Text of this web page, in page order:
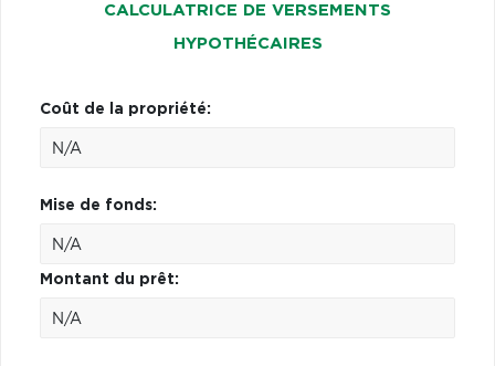
CALCULATRICE DE VERSEMENTS
HYPOTHÉCAIRES
Coût de la propriété:
Mise de fonds:
Montant du prêt: